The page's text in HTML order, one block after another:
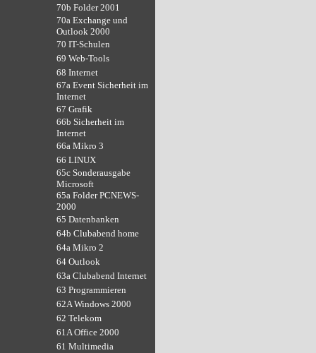
70b Folder 2001
70a Exchange und
Outlook 2000
70 IT-Schulen
69 Web-Tools
68 Internet
67a Event Sicherheit im
Internet
67 Grafik
66b Sicherheit im
Internet
66a Mikro 3
66 LINUX
65c Sonderausgabe
Microsoft
65a Folder PCNEWS-
2000
65 Datenbanken
64b Clubabend home
64a Mikro 2
64 Outlook
63a Clubabend Internet
63 Programmieren
62A Windows 2000
62 Telekom
61A Office 2000
61 Multimedia